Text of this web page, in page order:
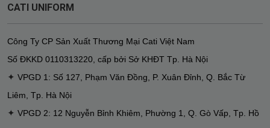
CATI UNIFORM
Công Ty CP Sản Xuất Thương Mại Cati Việt Nam
Số ĐKKD 0110313220 cấp bởi Sở KHĐT Tp. Hà Nội
✦ VPGD 1: Số 127, Phạm Văn Đồng, P. Xuân Đỉnh, Q. Bắc Từ
Liêm, Tp. Hà Nội
✦ VPGD 2: 12 Nguyễn Bỉnh Khiêm, Phường 1, Q. Gò Vấp, Tp. Hồ